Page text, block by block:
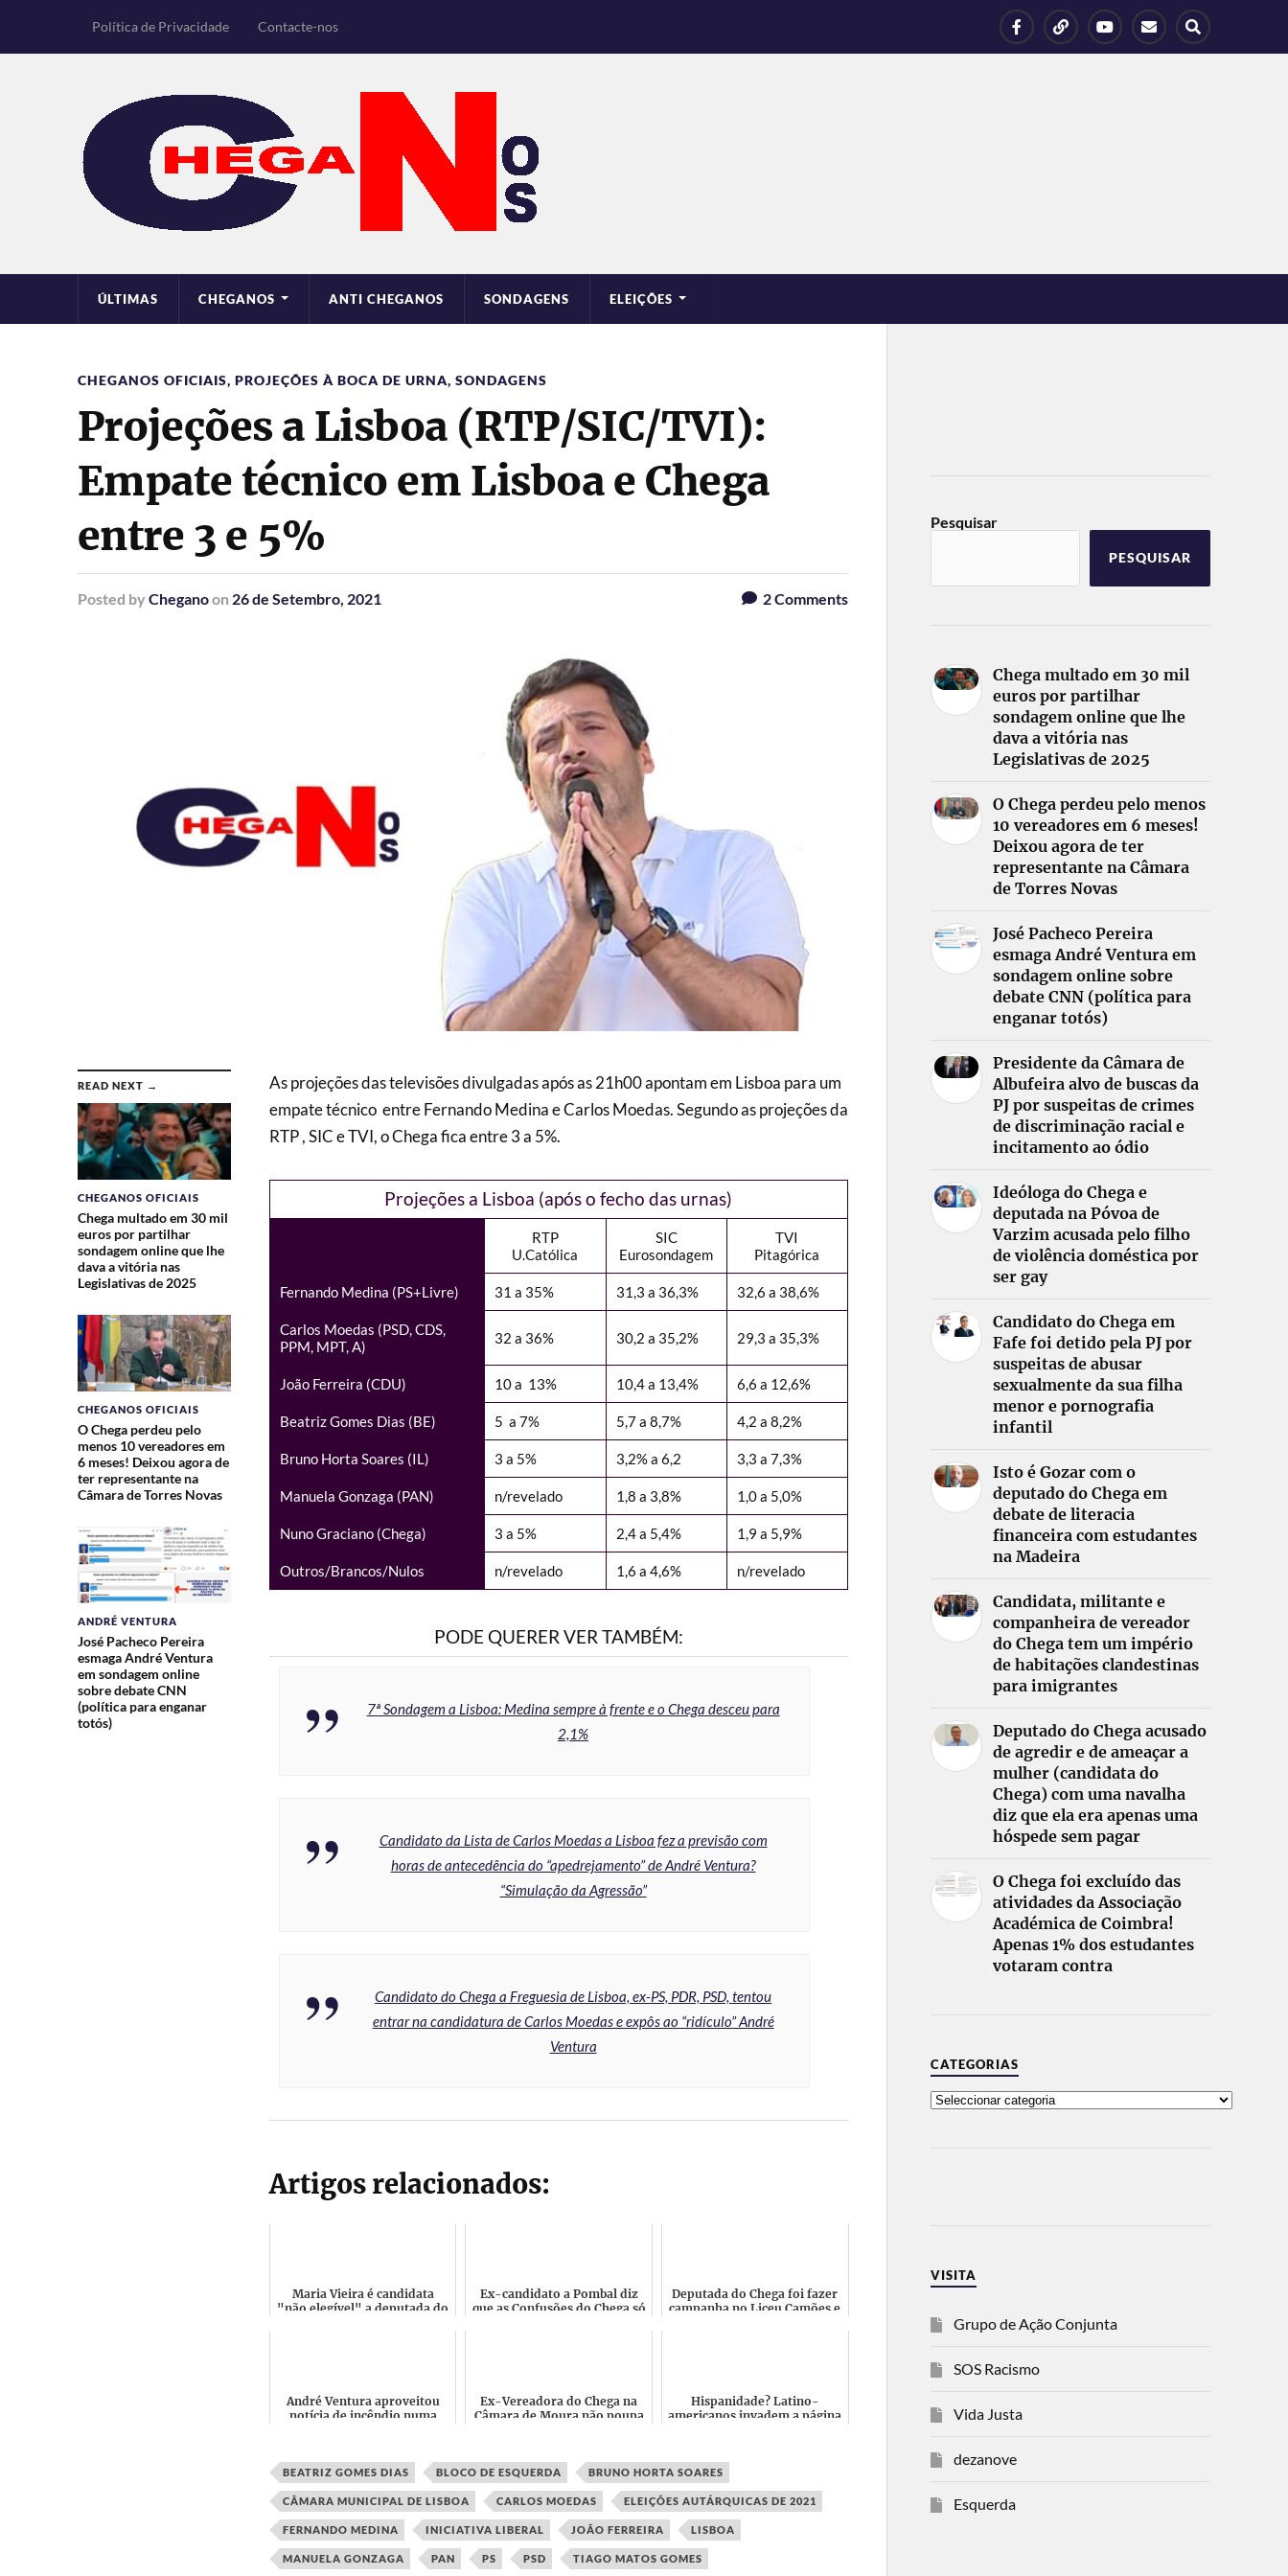
Política de Privacidade Contacte-nos
ÚLTIMAS CHEGANOS ANTI CHEGANOS SONDAGENS ELEIÇÕES
CHEGANOS OFICIAIS, PROJEÇÕES À BOCA DE URNA, SONDAGENS
Projeções a Lisboa (RTP/SIC/TVI):
Empate técnico em Lisboa e Chega
entre 3 e 5%
Posted by Cheganoon 26 de Setembro, 2021 2Comments
READ NEXT →
CHEGANOS OFICIAIS
Chega multado em 30 mil
euros por partilhar
sondagem online que lhe
dava a vitória nas
Legislativas de 2025
CHEGANOS OFICIAIS
O Chega perdeu pelo
menos 10 vereadores em
6 meses! Deixou agora de
ter representante na
Câmara de Torres Novas
ANDRÉ VENTURA
José Pacheco Pereira
esmaga André Ventura
em sondagem online
sobre debate CNN
(política para enganar
totós)
As projeções das televisões divulgadas após as 21h00 apontam em Lisboa para um
empate técnico entre Fernando Medina e Carlos Moedas. Segundo as projeções da
RTP , SIC e TVI, o Chega fica entre 3 a 5%.
Projeções a Lisboa (após o fecho das urnas)
RTP
U.Católica
SIC
Eurosondagem
TVI
Pitagórica
Fernando Medina (PS+Livre) 31 a 35% 31,3 a 36,3% 32,6 a 38,6%
Carlos Moedas (PSD, CDS,
PPM, MPT, A)
32 a 36% 30,2 a 35,2% 29,3 a 35,3%
João Ferreira (CDU) 10 a 13% 10,4 a 13,4% 6,6 a 12,6%
Beatriz Gomes Dias (BE) 5 a 7% 5,7 a 8,7% 4,2 a 8,2%
Bruno Horta Soares (IL) 3 a 5% 3,2% a 6,2 3,3 a 7,3%
Manuela Gonzaga (PAN) n/revelado 1,8 a 3,8% 1,0 a 5,0%
Nuno Graciano (Chega) 3 a 5% 2,4 a 5,4% 1,9 a 5,9%
Outros/Brancos/Nulos n/revelado 1,6 a 4,6% n/revelado
PODE QUERER VER TAMBÉM:
7ª Sondagem a Lisboa: Medina sempre à frente e o Chega desceu para
2,1%
Candidato da Lista de Carlos Moedas a Lisboa fez a previsão com
horas de antecedência do “apedrejamento” de André Ventura?
“Simulação da Agressão”
Candidato do Chega a Freguesia de Lisboa, ex-PS, PDR, PSD, tentou
entrar na candidatura de Carlos Moedas e expôs ao “ridículo” André
Ventura
Artigos relacionados:
Maria Vieira é candidata
"não elegível" a deputada do
Ex-candidato a Pombal diz
que as Confusões do Chega só
Deputada do Chega foi fazer
campanha no Liceu Camões e
André Ventura aproveitou
notícia de incêndio numa
Ex-Vereadora do Chega na
Câmara de Moura não poupa
nos...
Hispanidade? Latino-
americanos invadem a página
Invasão! S...
BEATRIZ GOMES DIAS BLOCO DE ESQUERDA BRUNO HORTA SOARES
CÂMARA MUNICIPAL DE LISBOA CARLOS MOEDAS ELEIÇÕES AUTÁRQUICAS DE 2021
FERNANDO MEDINA INICIATIVA LIBERAL JOÃO FERREIRA LISBOA
MANUELA GONZAGA PAN PS PSD TIAGO MATOS GOMES
Pesquisar
PESQUISAR
Chega multado em 30 mil
euros por partilhar
sondagem online que lhe
dava a vitória nas
Legislativas de 2025
O Chega perdeu pelo menos
10 vereadores em 6 meses!
Deixou agora de ter
representante na Câmara
de Torres Novas
José Pacheco Pereira
esmaga André Ventura em
sondagem online sobre
debate CNN (política para
enganar totós)
Presidente da Câmara de
Albufeira alvo de buscas da
PJ por suspeitas de crimes
de discriminação racial e
incitamento ao ódio
Ideóloga do Chega e
deputada na Póvoa de
Varzim acusada pelo filho
de violência doméstica por
ser gay
Candidato do Chega em
Fafe foi detido pela PJ por
suspeitas de abusar
sexualmente da sua filha
menor e pornografia
infantil
Isto é Gozar com o
deputado do Chega em
debate de literacia
financeira com estudantes
na Madeira
Candidata, militante e
companheira de vereador
do Chega tem um império
de habitações clandestinas
para imigrantes
Deputado do Chega acusado
de agredir e de ameaçar a
mulher (candidata do
Chega) com uma navalha
diz que ela era apenas uma
hóspede sem pagar
O Chega foi excluído das
atividades da Associação
Académica de Coimbra!
Apenas 1% dos estudantes
votaram contra
CATEGORIAS
VISITA
Grupo de Ação Conjunta
SOS Racismo
Vida Justa
dezanove
Esquerda